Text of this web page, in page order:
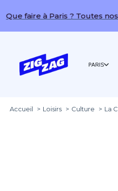
à Paris ? Toutes nos idées
PARIS
Accueil Loisirs Culture La